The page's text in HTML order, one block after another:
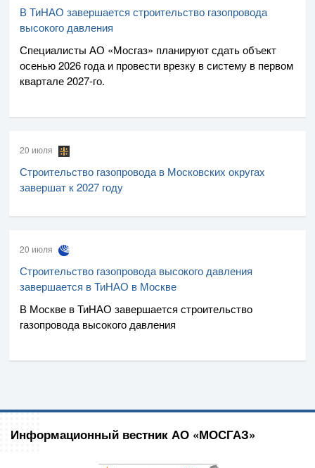
В ТиНАО завершается строительство газопровода
высокого давления
Специалисты АО «Мосгаз» планируют сдать объект
осенью 2026 года и провести врезку в систему в первом
квартале2027-го.
20 июля
Строительство газопровода в Московских округах
завершат к 2027 году
20 июля
Строительство газопровода высокого давления
завершается в ТиНАО в Москве
В Москве в ТиНАО завершается строительство
газопровода высокого давления
Информационный вестник АО «МОСГАЗ»